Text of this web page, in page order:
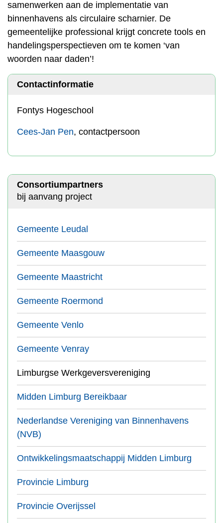
samenwerken aan de implementatie van
binnenhavens als circulaire scharnier. De
gemeentelijke professional krijgt concrete tools en
handelingsperspectieven om te komen ‘van
woorden naar daden’!
Contactinformatie
Fontys Hogeschool
Cees-Jan Pen, contactpersoon
Consortiumpartners
bij aanvang project
Gemeente Leudal
Gemeente Maasgouw
Gemeente Maastricht
Gemeente Roermond
Gemeente Venlo
Gemeente Venray
Limburgse Werkgeversvereniging
Midden Limburg Bereikbaar
Nederlandse Vereniging van Binnenhavens
(NVB)
Ontwikkelingsmaatschappij Midden Limburg
Provincie Limburg
Provincie Overijssel